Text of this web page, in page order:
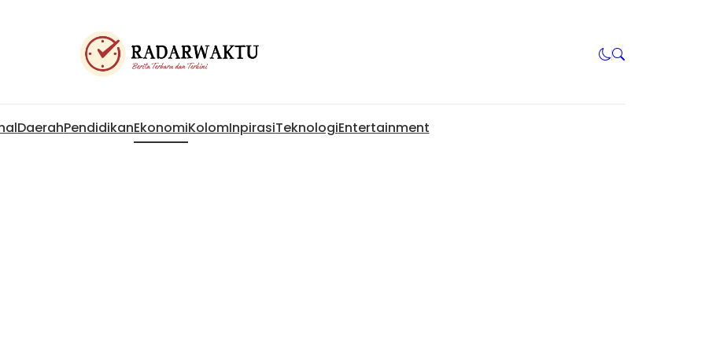
DaerahPendidikanEkonomiKolomInpirasiTeknologiEntertainment